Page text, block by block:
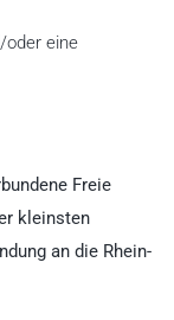
oder eine
Freie
kleinsten
an die Rhein-